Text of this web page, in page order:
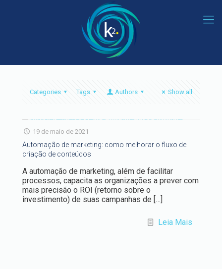
Categories Tags Authors Show all
19 de maio de 2021
Automação de marketing: como melhorar o fluxo de
criação de conteúdos
A automação de marketing, além de facilitar
processos, capacita as organizações a prever com
mais precisão o ROI (retorno sobre o
investimento) de suas campanhas de […]
Leia Mais